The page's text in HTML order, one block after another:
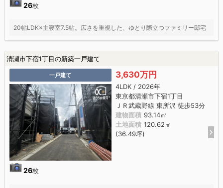
26枚
20帖LDK×主寝室7.5帖。広さを重視した、ゆとり際立つファミリー邸宅
清瀬市下宿1丁目の新築一戸建て
一戸建て
26枚
3,630万円
4LDK / 2026年
東京都清瀬市下宿1丁目
ＪＲ武蔵野線 東所沢 徒歩53分
建物面積 93.14㎡
土地面積 120.62㎡
(36.49坪)